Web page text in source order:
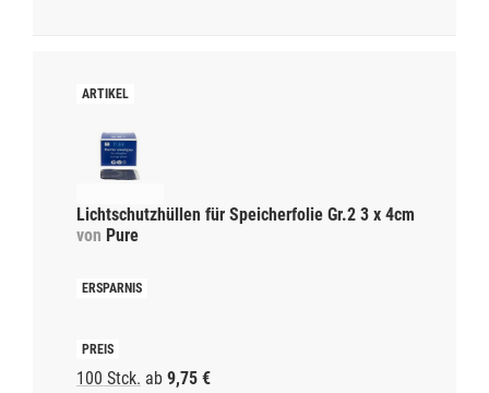
Lichtschutzhüllen für Speicherfolie Gr.2 3 x 4cm
von Pure
100 Stck. ab 9,75 €